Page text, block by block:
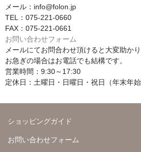
メール：info@folon.jp
TEL：075-221-0660
FAX：075-221-0661
お問い合わせフォーム
メールにてお問合わせ頂けると大変助かり
お急ぎの場合はお電話でも結構です。
営業時間：9:30～17:30
定休日：土曜日・日曜日・祝日（年末年始
ショッピングガイド
お問い合わせフォーム